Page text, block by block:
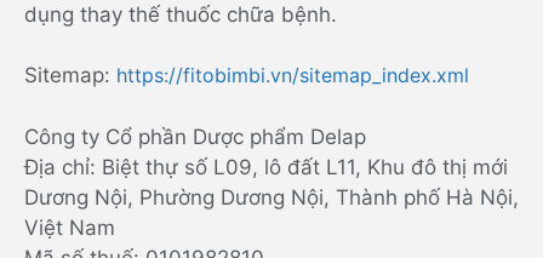
dụng thay thế thuốc chữa bệnh.
Sitemap: https://fitobimbi.vn/sitemap_index.xml
Công ty Cổ phần Dược phẩm Delap
Địa chỉ: Biệt thự số L09, lô đất L11, Khu đô thị mới
Dương Nội, Phường Dương Nội, Thành phố Hà Nội,
Việt Nam